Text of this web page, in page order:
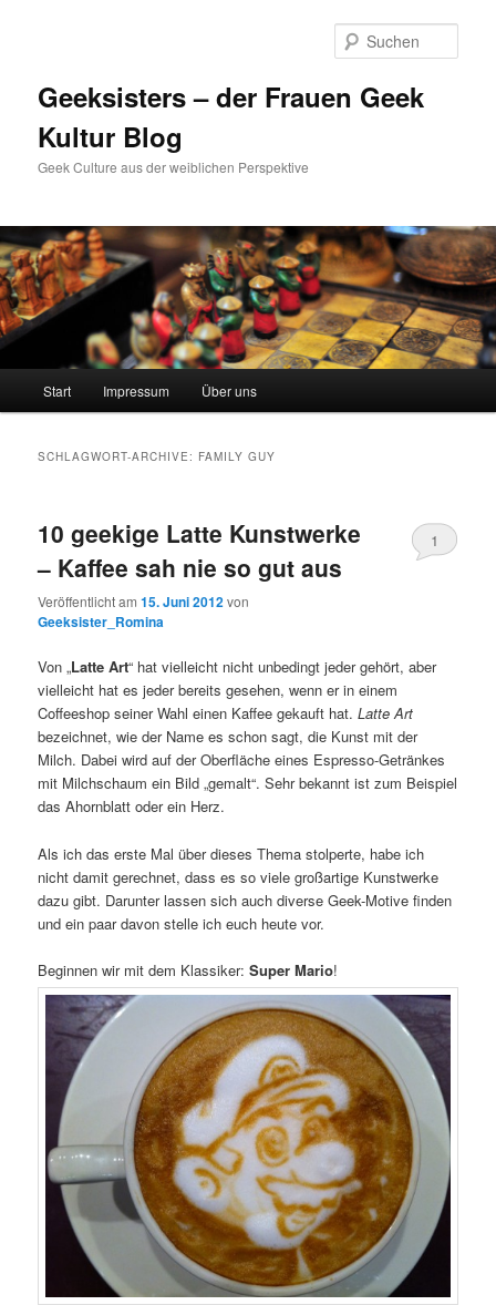
Geeksisters – der Frauen Geek
Kultur Blog
Geek Culture aus der weiblichen Perspektive
Start Impressum Über uns
SCHLAGWORT-ARCHIVE: FAMILY GUY
10 geekige Latte Kunstwerke
– Kaffee sah nie so gut aus
Veröffentlicht am15. Juni 2012von
Geeksister_Romina
1
Von „Latte Art“ hat vielleicht nicht unbedingt jeder gehört, aber
vielleicht hat es jeder bereits gesehen, wenn er in einem
Coffeeshop seiner Wahl einen Kaffee gekauft hat.Latte Art
bezeichnet, wie der Name es schon sagt, die Kunst mit der
Milch. Dabei wird auf der Oberfläche eines Espresso-Getränkes
mit Milchschaum ein Bild „gemalt“. Sehr bekannt ist zum Beispiel
das Ahornblatt oder ein Herz.
Als ich das erste Mal über dieses Thema stolperte, habe ich
nicht damit gerechnet, dass es so viele großartige Kunstwerke
dazu gibt. Darunter lassen sich auch diverse Geek-Motive finden
und ein paar davon stelle ich euch heute vor.
Beginnen wir mit dem Klassiker:Super Mario!